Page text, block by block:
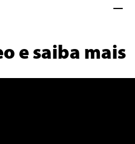
e saiba mais